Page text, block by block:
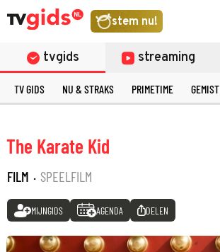
stem nu!
tvgids streaming
TV GIDS NU & STRAKS PRIMETIME GEMIST
The Karate Kid
FILM · SPEELFILM
MIJNGIDS AGENDA DELEN